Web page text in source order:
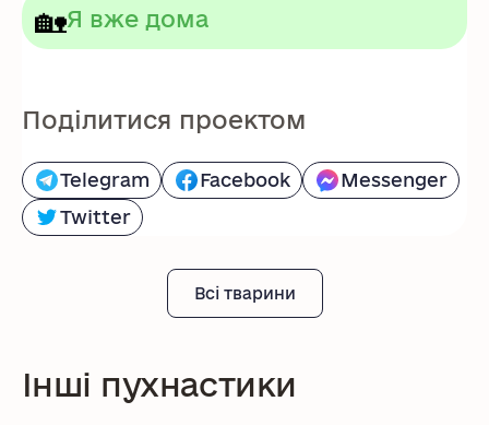
🏡Я вже дома
Поділитися проектом
Telegram Facebook
Messenger
Twitter
Всі тварини
Інші пухнастики